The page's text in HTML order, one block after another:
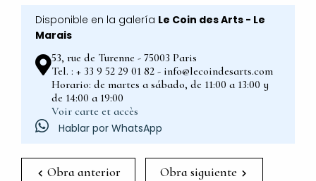
Disponible en la galería Le Coin des Arts - Le
Marais
53, rue de Turenne - 75003 Paris
Tel. : + 33 9 52 29 01 82 - info@lecoindesarts.com
Horario: de martes a sábado, de 11:00 a 13:00 y
de 14:00 a 19:00
Voir carte et accès
Hablar por WhatsApp
Obra anterior Obra siguiente